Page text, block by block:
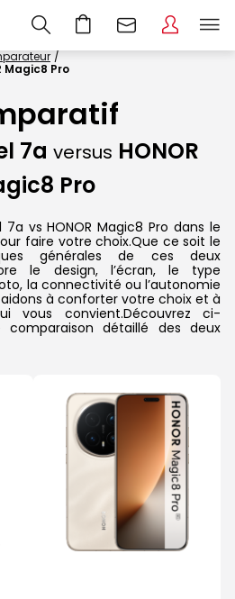
Magic8 Pro
7a versus HONOR
Pro
7a vs HONOR Magic8 Pro dans le
faire votre choix.Que ce soit le
générales de ces deux
le design, l’écran, le type
la connectivité ou l’autonomie
à conforter votre choix et à
vous convient.Découvrez ci-
détaillé des deux